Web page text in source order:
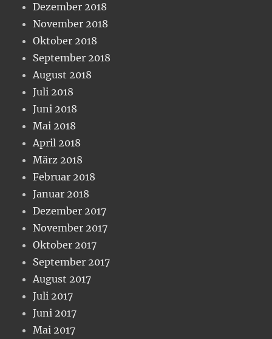
Dezember 2018
November 2018
Oktober 2018
September 2018
August 2018
Juli 2018
Juni 2018
Mai 2018
April 2018
März 2018
Februar 2018
Januar 2018
Dezember 2017
November 2017
Oktober 2017
September 2017
August 2017
Juli 2017
Juni 2017
Mai 2017